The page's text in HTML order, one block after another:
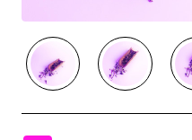
Немає у наявності